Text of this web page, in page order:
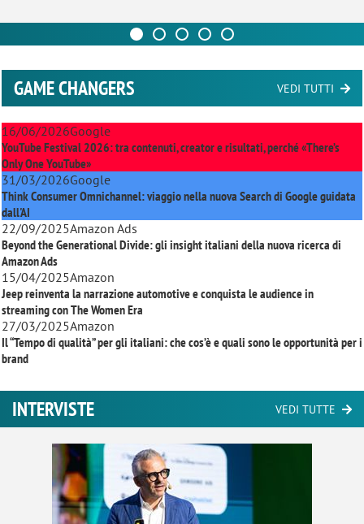
GAME CHANGERS VEDI TUTTI
16/06/2026Google
YouTube Festival 2026: tra contenuti, creator e risultati, perché «There’s
Only One YouTube»
31/03/2026Google
Think Consumer Omnichannel: viaggio nella nuova Search di Google guidata
dall'AI
22/09/2025Amazon Ads
Beyond the Generational Divide: gli insight italiani della nuova ricerca di
Amazon Ads
15/04/2025Amazon
Jeep reinventa la narrazione automotive e conquista le audience in
streaming conThe Women Era
27/03/2025Amazon
Il “Tempo di qualità” per gli italiani: che cos’è e quali sono le opportunità per i
brand
INTERVISTE VEDI TUTTE